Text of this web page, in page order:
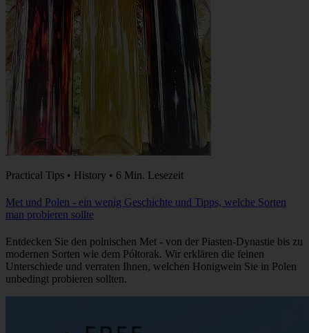
Practical Tips • History • 6 Min. Lesezeit
Met und Polen - ein wenig Geschichte und Tipps, welche Sorten
man probieren sollte
Entdecken Sie den polnischen Met - von der Piasten-Dynastie bis zu
modernen Sorten wie dem Półtorak. Wir erklären die feinen
Unterschiede und verraten Ihnen, welchen Honigwein Sie in Polen
unbedingt probieren sollten.